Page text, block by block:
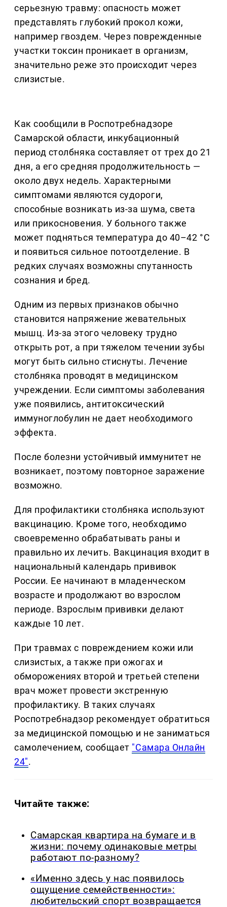
серьезную травму: опасность может
представлять глубокий прокол кожи,
например гвоздем. Через поврежденные
участки токсин проникает в организм,
значительно реже это происходит через
слизистые.
Как сообщили в Роспотребнадзоре
Самарской области, инкубационный
период столбняка составляет от трех до 21
дня, а его средняя продолжительность —
около двух недель. Характерными
симптомами являются судороги,
способные возникать из-за шума, света
или прикосновения. У больного также
может подняться температура до 40–42 °С
и появиться сильное потоотделение. В
редких случаях возможны спутанность
сознания и бред.
Одним из первых признаков обычно
становится напряжение жевательных
мышц. Из-за этого человеку трудно
открыть рот, а при тяжелом течении зубы
могут быть сильно стиснуты. Лечение
столбняка проводят в медицинском
учреждении. Если симптомы заболевания
уже появились, антитоксический
иммуноглобулин не дает необходимого
эффекта.
После болезни устойчивый иммунитет не
возникает, поэтому повторное заражение
возможно.
Для профилактики столбняка используют
вакцинацию. Кроме того, необходимо
своевременно обрабатывать раны и
правильно их лечить. Вакцинация входит в
национальный календарь прививок
России. Ее начинают в младенческом
возрасте и продолжают во взрослом
периоде. Взрослым прививки делают
каждые 10 лет.
При травмах с повреждением кожи или
слизистых, а также при ожогах и
обморожениях второй и третьей степени
врач может провести экстренную
профилактику. В таких случаях
Роспотребнадзор рекомендует обратиться
за медицинской помощью и не заниматься
самолечением, сообщает "Самара Онлайн
24".
Читайте также:
Самарская квартира на бумаге и в
жизни: почему одинаковые метры
работают по-разному?
«Именно здесь у нас появилось
ощущение семейственности»:
любительский спорт возвращается